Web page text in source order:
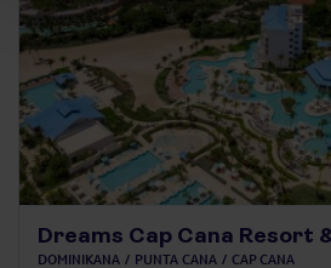
Dreams Cap Cana Resort
DOMINIKANA PUNTA CANA CAP CANA